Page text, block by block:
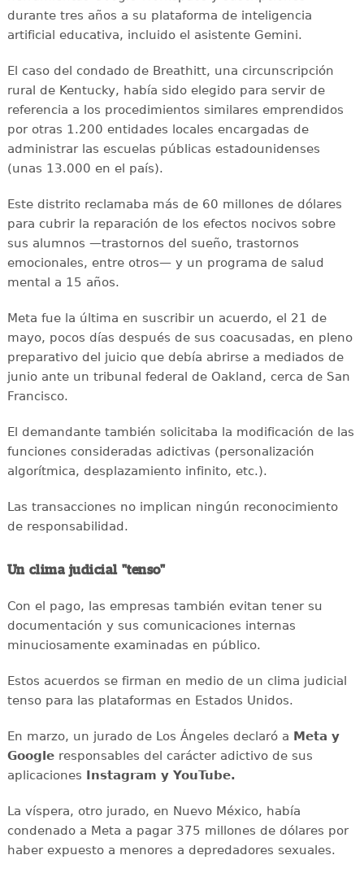
durante tres años a su plataforma de inteligencia
artificial educativa, incluido el asistente Gemini.
El caso del condado de Breathitt, una circunscripción
rural de Kentucky, había sido elegido para servir de
referencia a los procedimientos similares emprendidos
por otras 1.200 entidades locales encargadas de
administrar las escuelas públicas estadounidenses
(unas 13.000 en el país).
Este distrito reclamaba más de 60 millones de dólares
para cubrir la reparación de los efectos nocivos sobre
sus alumnos —trastornos del sueño, trastornos
emocionales, entre otros— y un programa de salud
mental a 15 años.
Meta fue la última en suscribir un acuerdo, el 21 de
mayo, pocos días después de sus coacusadas, en pleno
preparativo del juicio que debía abrirse a mediados de
junio ante un tribunal federal de Oakland, cerca de San
Francisco.
El demandante también solicitaba la modificación de las
funciones consideradas adictivas (personalización
algorítmica, desplazamiento infinito, etc.).
Las transacciones no implican ningún reconocimiento
de responsabilidad.
Un clima judicial "tenso"
Con el pago, las empresas también evitan tener su
documentación y sus comunicaciones internas
minuciosamente examinadas en público.
Estos acuerdos se firman en medio de un clima judicial
tenso para las plataformas en Estados Unidos.
En marzo, un jurado de Los Ángeles declaró a Meta y
Googleresponsables del carácter adictivo de sus
aplicaciones Instagram y YouTube.
La víspera, otro jurado, en Nuevo México, había
condenado a Meta a pagar 375 millones de dólares por
haber expuesto a menores a depredadores sexuales.